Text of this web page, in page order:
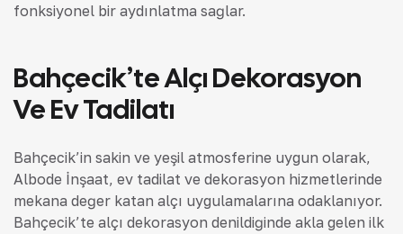
fonksiyonel bir aydınlatma sağlar.
Bahçecik’te Alçı Dekorasyon
Ve Ev Tadilatı
Bahçecik’in sakin ve yeşil atmosferine uygun olarak,
Albode İnşaat, ev tadilat ve dekorasyon hizmetlerinde
mekana değer katan alçı uygulamalarına odaklanıyor.
Bahçecik’te alçı dekorasyon denildiğinde akla gelen ilk